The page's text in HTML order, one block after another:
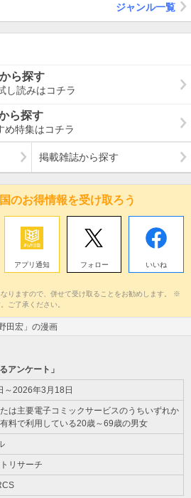
ジャンル一覧
ら探す
し読みはコチラ
ら探す
め特集はコチラ
掲載雑誌から探す
のお得情報を受け取ろう
アプリ通知 フォロー いいね
りますので、併せて受け取ることをお勧めします。 ※
ご了承ください。
野田宏」の漫画
アンケート」
～2026年3月18日
は主要電子コミックサービスのうちいずれか
料で利用している20歳～69歳の男女
リサーチ